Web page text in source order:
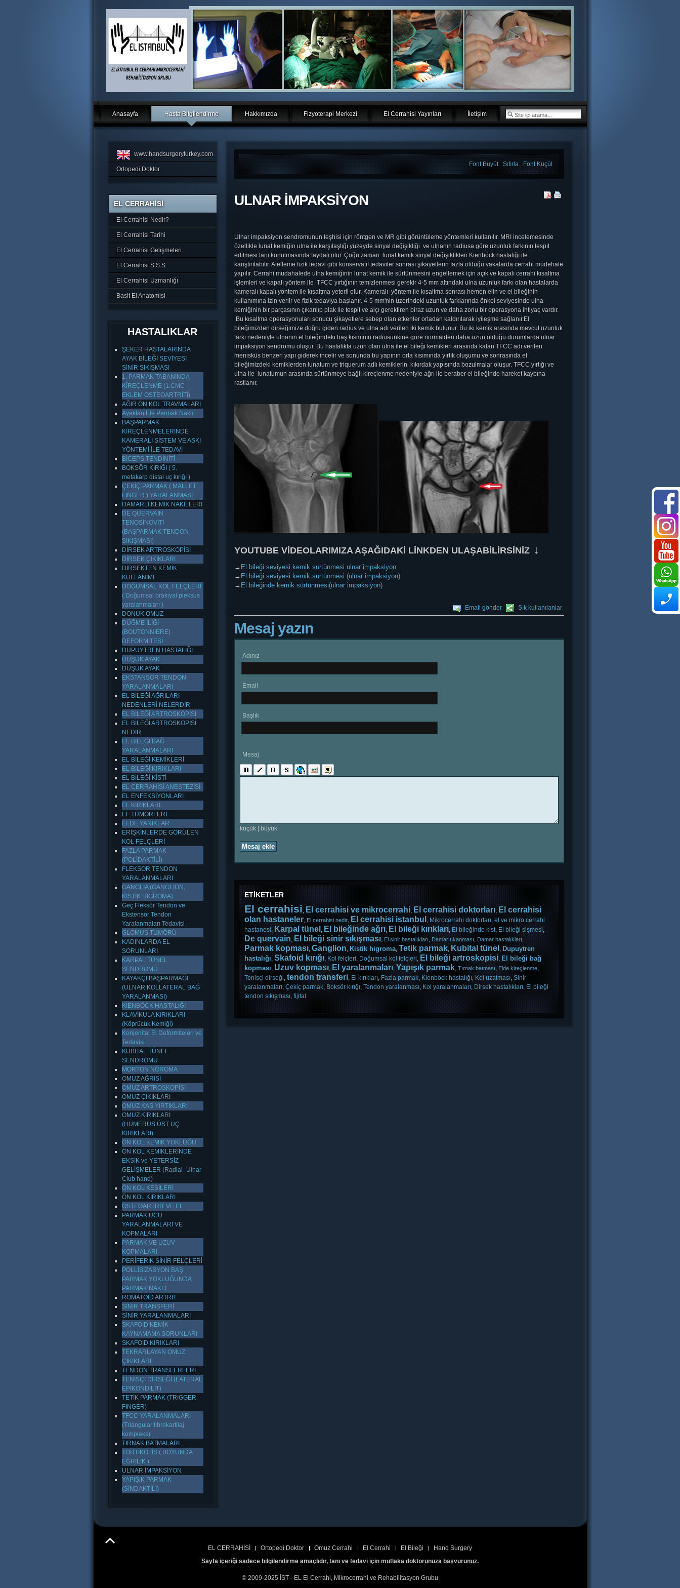
Anasayfa Hasta Bilgilendirme Hakkımızda Fizyoterapi Merkezi El Cerrahisi Yayınları İletişim
Font BüyütSıfırlaFont Küçüt
ULNAR İMPAKSİYON
Ulnar impaksiyon sendromunun teşhisi için röntgen ve MR gibi görüntüleme yöntemleri kullanılır. MRI incelemesinde
özellikle lunat kemiğin ulna ile karşılaştığı yüzeyde sinyal değişikliği ve ulnanın radiusa göre uzunluk farkının tespit
edilmesi tanı konulmasında faydalı olur. Çoğu zaman lunat kemik sinyal değişiklikleri Kienböck hastalığı ile
karıştırılabilir. Atelleme fizik tedavi gibi konservatif tedaviler sonrası şikayetlerin fazla olduğu vakalarda cerrahi müdehale
yapılır. Cerrahi müdahalede ulna kemiğinin lunat kemik ile sürtünmesini engellemek için açık ve kapalı cerrahi kısaltma
işlemleri ve kapalı yöntem ile TFCC yırtığının temizlenmesi gerekir 4-5 mm altındaki ulna uzunluk farkı olan hastalarda
kameralı kapalı yöntem ile kısaltma yeterli olur. Kameralı yöntem ile kısaltma sonrası hemen elin ve el bileğinin
kullanımına izin verlir ve fizik tedaviya başlanır. 4-5 mm'nin üzerindeki uzunluk farklarında önkol seviyesinde ulna
kemiğinin bir parçasının çıkarılıp plak ile tespit ve alçı gerektiren biraz uzun ve daha zorlu bir operasyona ihtiyaç vardır.
Bu kısaltma operasyonuları sonucu şikayetlere sebep olan etkenler ortadan kaldırılarak iyileşme sağlanır.El
bileğimizden dirseğimize doğru giden radius ve ulna adı verilen iki kemik bulunur. Bu iki kemik arasında mevcut uzunluk
farkı nedeniyle ulnanın el bileğindeki baş kısmının radiusunkine göre normalden daha uzun olduğu durumlarda ulnar
impaksiyon sendromu oluşur. Bu hastalıkta uzun olan ulna ile el bileği kemikleri arasında kalan TFCC adı verilen
menisküs benzeri yapı giderek incelir ve sonunda bu yapının orta kısımında yırtık oluşumu ve sonrasında el
bileğimizdeki kemiklerden lunatum ve triquerum adlı kemiklerin kıkırdak yapısında bozulmalar oluşur. TFCC yırtığı ve
ulna ile lunatumun arasında sürtünmeye bağlı kireçlenme nedeniyle ağrı ile beraber el bileğinde hareket kaybına
rastlanır.
YOUTUBE VİDEOLARIMIZA AŞAĞIDAKİ LİNKDEN ULAŞABİLİRSİNİZ↓
→ El bileği seviyesi kemik sürtünmesi ulnar impaksiyon
→ El bileği seviyesi kemik sürtünmesi (ulnar impaksiyon)
→ El bileğinde kemik sürtünmesi(ulnar impaksiyon)
Sık kullanılanlar
Email gönder
Mesaj yazın
Adınız
Email
Başlık
Mesaj
küçük| büyük
Mesaj ekle
ETİKETLER
El cerrahisi,El cerrahisi ve mikrocerrahi,El cerrahisi doktorları,El cerrahisi
olan hastaneler,El cerrahisi nedir,El cerrahisi istanbul ,Mikrocerrahi doktorları,el ve mikro cerrahi
hastanesi,Karpal tünel ,El bileğinde ağrı,El bileği kırıkları,El bileğinde kist,El bileği şişmesi,
De quervain,El bileği sinir sıkışması,El sinir hastalıkları,Damar tıkanması,Damar hastalıkları,
Parmak kopması,Ganglion,Kistik higroma,Tetik parmak,Kubital tünel ,Dupuytren
hastalığı,Skafoid kırığı,Kol felçleri,Doğumsal kol felçleri,El bileği artroskopisi,El bileği bağ
kopması,Uzuv kopması,El yaralanmaları,Yapışık parmak,Tırnak batması,Elde kireçlenme,
Tenisçi dirseği,tendon transferi,El kırıkları,Fazla parmak,Kienböck hastalığı,Kol uzatması,Sinir
yaralanmaları,Çekiç parmak,Boksör kırığı,Tendon yaralanması,Kol yaralanmaları,Dirsek hastalıkları,El bileği
tendon sıkışması,fijital
www.handsurgeryturkey.com
Ortopedi Doktor
EL CERRAHİSİ
El Cerrahisi Nedir?
El Cerrahisi Tarihi
El Cerrahisi Gelişmeleri
El Cerrahisi S.S.S.
El Cerrahisi Uzmanlığı
Basit El Anatomisi
HASTALIKLAR
ŞEKER HASTALARINDA
AYAK BİLEĞİ SEVİYESİ
SİNİR SIKIŞMASI
1. PARMAK TABANINDA
KİREÇLENME (1.CMC
EKLEM OSTEOARTRİTİ)
AĞIR ÖN KOL TRAVMALARI
Ayaktan Ele Parmak Nakli
BAŞPARMAK
KİREÇLENMELERİNDE
KAMERALI SİSTEM VE ASKI
YÖNTEMİ İLE TEDAVİ
BİCEPS TENDİNİTİ
BOKSÖR KIRIĞI ( 5.
metakarp distal uç kırığı )
ÇEKİÇ PARMAK ( MALLET
FİNGER ) YARALANMASI
DAMARLI KEMİK NAKİLLERİ
DE QUERVAİN
TENOSİNOVİTİ
(BAŞPARMAK TENDON
SIKIŞMASI)
DİRSEK ARTROSKOPİSİ
DİRSEK ÇIKIKLARI
DİRSEKTEN KEMİK
KULLANIMI
DOĞUMSAL KOL FELÇLERİ
( Doğumsal brakiyal pleksus
yaralanmaları )
DONUK OMUZ
DÜĞME İLİĞİ
(BOUTONNIERE)
DEFORMİTESİ
DUPUYTREN HASTALIĞI
DÜŞÜK AYAK
DÜŞÜK AYAK
EKSTANSOR TENDON
YARALANMALARI
EL BİLEĞİ AĞRILARI
NEDENLERİ NELERDİR
EL BİLEĞİ ARTROSKOPİSİ
EL BİLEĞİ ARTROSKOPİSİ
NEDİR
EL BİLEĞİ BAĞ
YARALANMALARI
EL BİLEĞİ KEMİKLERİ
EL BİLEĞİ KIRIKLARI
EL BİLEĞİ KİSTİ
EL CERRAHİSİ ANESTEZİSİ
EL ENFEKSİYONLARI
EL KIRIKLARI
EL TÜMÖRLERİ
ELDE YANIKLAR
ERİŞKİNLERDE GÖRÜLEN
KOL FELÇLERİ
FAZLA PARMAK
(POLİDAKTİLİ)
FLEKSOR TENDON
YARALANMALARI
GANGLİA (GANGLİON,
KİSTİK HİGROMA)
Geç Fleksör Tendon ve
Ekstensör Tendon
Yaralanmaları Tedavisi
GLOMUS TÜMÖRÜ
KADINLARDA EL
SORUNLARI
KARPAL TÜNEL
SENDROMU
KAYAKÇI BAŞPARMAĞI
(ULNAR KOLLATERAL BAĞ
YARALANMASI)
KIENBÖCK HASTALIĞI
KLAVİKULA KIRIKLARI
(Köprücük Kemiği)
Konjenital El Deformiteleri ve
Tedavisi
KUBİTAL TÜNEL
SENDROMU
MORTON NÖROMA
OMUZ AĞRISI
OMUZ ARTROSKOPİSİ
OMUZ ÇIKIKLARI
OMUZ KAS YIRTIKLARI
OMUZ KIRIKLARI
(HUMERUS ÜST UÇ
KIRIKLARI)
ÖN KOL KEMİK YOKLUĞU
ÖN KOL KEMİKLERİNDE
EKSİK ve YETERSİZ
GELİŞMELER (Radial- Ulnar
Club hand)
ÖN KOL KESİLERİ
ÖN KOL KIRIKLARI
OSTEOARTRİT VE EL
PARMAK UCU
YARALANMALARI VE
KOPMALARI
PARMAK VE UZUV
KOPMALARI
PERİFERİK SİNİR FELÇLERİ
POLLİSİZASYON BAŞ
PARMAK YOKLUĞUNDA
PARMAK NAKLİ
ROMATOİD ARTRİT
SİNİR TRANSFERİ
SİNİR YARALANMALARI
SKAFOID KEMİK
KAYNAMAMA SORUNLARI
SKAFOID KIRIKLARI
TEKRARLAYAN OMUZ
ÇIKIKLARI
TENDON TRANSFERLERİ
TENİSÇİ DİRSEĞİ (LATERAL
EPİKONDİLİT)
TETİK PARMAK (TRIGGER
FINGER)
TFCC YARALANMALARI
(Triangular fibrokartilaj
kompleks)
TIRNAK BATMALARI
TORTİKOLİS ( BOYUNDA
EĞRİLİK )
ULNAR İMPAKSİYON
YAPIŞIK PARMAK
(SİNDAKTİLİ)
EL CERRAHİSİ Ortopedi Doktor Omuz Cerrahi El Cerrahi El Bileği
Hand Surgery
Sayfa içeriği sadece bilgilendirme amaçlıdır, tanı ve tedavi için mutlaka doktorunuza başvurunuz.
© 2009-2025 İST - EL El Cerrahi, Mikrocerrahi ve Rehabilitasyon Grubu